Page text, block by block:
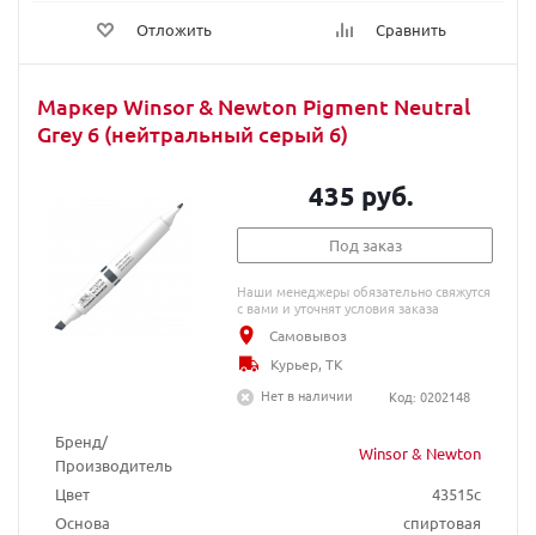
Отложить Сравнить
Маркер Winsor & Newton Pigment Neutral
Grey 6 (нейтральный серый 6)
Бренд/
Производитель
Winsor & Newton
Цвет
43515c
Основа
спиртовая
435 руб.
Под заказ
Наши менеджеры обязательно свяжутся
с вами и уточнят условия заказа
Самовывоз
Курьер, ТК
Нет в наличии
Код: 0202148